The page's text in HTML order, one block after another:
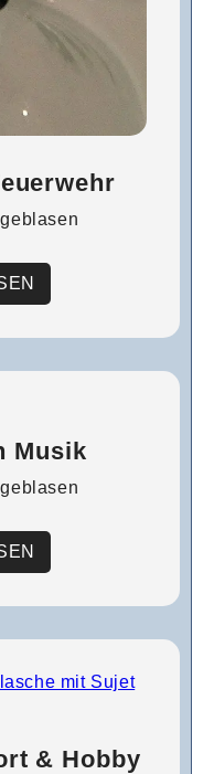
Musik
& Hobby